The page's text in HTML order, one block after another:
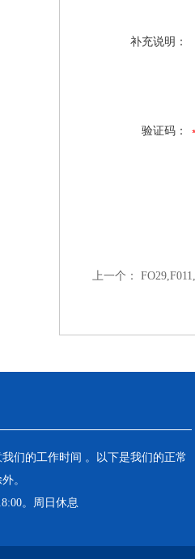
补充说明：
验证码：
上一个：
们的工作时间 。以下是我们的正常
。
。周日休息